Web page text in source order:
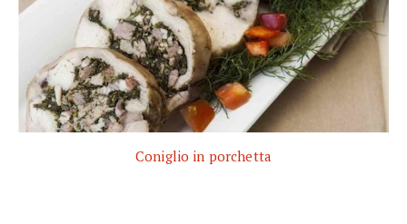
Coniglio in porchetta